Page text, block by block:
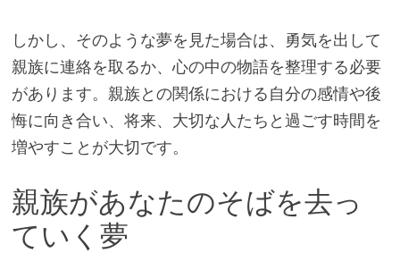
しかし、そのような夢を見た場合は、勇気を出して
親族に連絡を取るか、心の中の物語を整理する必要
があります。親族との関係における自分の感情や後
悔に向き合い、将来、大切な人たちと過ごす時間を
増やすことが大切です。
親族があなたのそばを去っ
ていく夢